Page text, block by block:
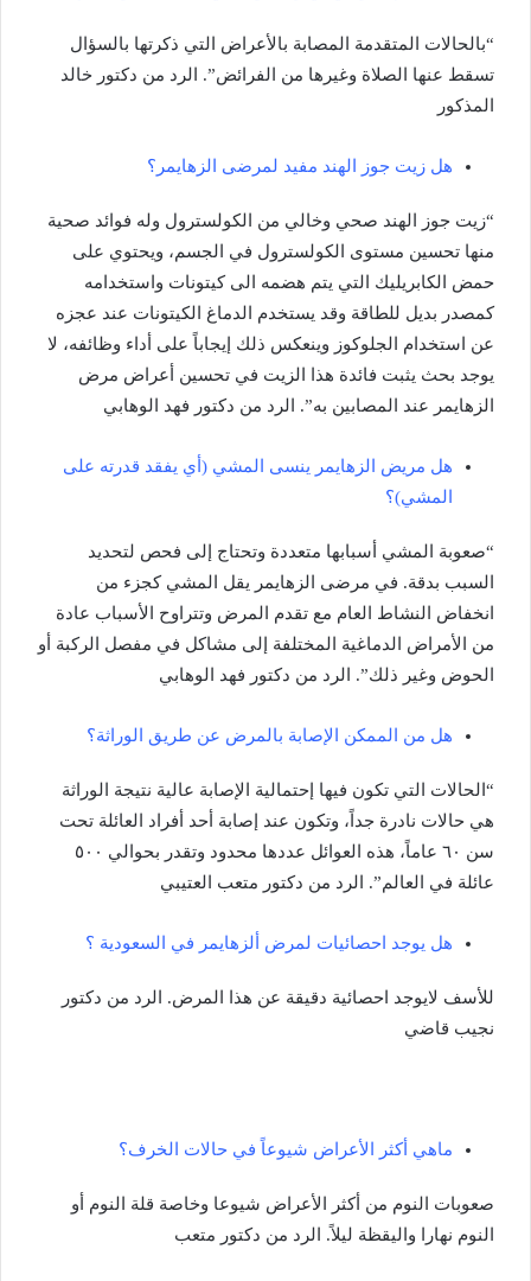
“بالحالات المتقدمة المصابة بالأعراض التي ذكرتها بالسؤال
تسقط عنها الصلاة وغيرها من الفرائض”. الرد من دكتور خالد
المذكور
هل زيت جوز الهند مفيد لمرضى الزهايمر؟
“زيت جوز الهند صحي وخالي من الكولسترول وله فوائد صحية
منها تحسين مستوى الكولسترول في الجسم، ويحتوي على
حمض الكابريليك التي يتم هضمه الى كيتونات واستخدامه
كمصدر بديل للطاقة وقد يستخدم الدماغ الكيتونات عند عجزه
عن استخدام الجلوكوز وينعكس ذلك إيجاباً على أداء وظائفه، لا
يوجد بحث يثبت فائدة هذا الزيت في تحسين أعراض مرض
الزهايمر عند المصابين به”. الرد من دكتور فهد الوهابي
هل مريض الزهايمر ينسى المشي (أي يفقد قدرته على
المشي)؟
“صعوبة المشي أسبابها متعددة وتحتاج إلى فحص لتحديد
السبب بدقة. في مرضى الزهايمر يقل المشي كجزء من
انخفاض النشاط العام مع تقدم المرض وتتراوح الأسباب عادة
من الأمراض الدماغية المختلفة إلى مشاكل في مفصل الركبة أو
الحوض وغير ذلك”. الرد من دكتور فهد الوهابي
هل من الممكن الإصابة بالمرض عن طريق الوراثة؟
“الحالات التي تكون فيها إحتمالية الإصابة عالية نتيجة الوراثة
هي حالات نادرة جداً، وتكون عند إصابة أحد أفراد العائلة تحت
سن ٦٠ عاماً، هذه العوائل عددها محدود وتقدر بحوالي ٥٠٠
عائلة في العالم”. الرد من دكتور متعب العتيبي
هل يوجد احصائيات لمرض ألزهايمر في السعودية ؟
للأسف لايوجد احصائية دقيقة عن هذا المرض. الرد من دكتور
نجيب قاضي
ماهي أكثر الأعراض شيوعاً في حالات الخرف؟
صعوبات النوم من أكثر الأعراض شيوعا وخاصة قلة النوم أو
النوم نهارا واليقظة ليلاً.
الرد من دكتور متعب